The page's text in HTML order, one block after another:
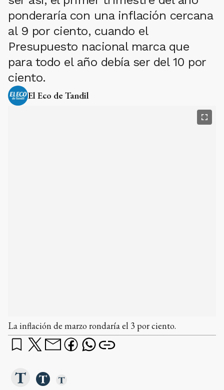
ponderaría con una inflación cercana
al 9 por ciento, cuando el
Presupuesto nacional marca que
para todo el año debía ser del 10 por
ciento.
El Eco de Tandil
La inflación de marzo rondaría el 3 por ciento.